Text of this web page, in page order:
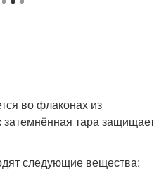
во флаконах из
затемнённая тара защищает
следующие вещества: